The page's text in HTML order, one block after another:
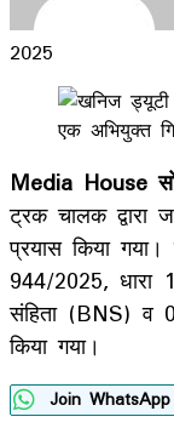
2025
Facebook
LinkedIn
WhatsApp
Telegram
Media House
ट्रक चालक
प्रयास किया
944/2025, धारा
संहिता (BNS) व
किया गया।
Join